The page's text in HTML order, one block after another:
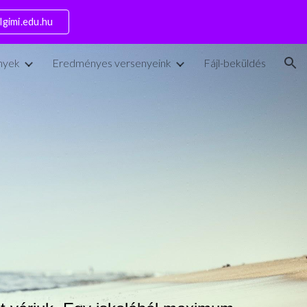
Eredményes versenyeink Fájl-beküldés